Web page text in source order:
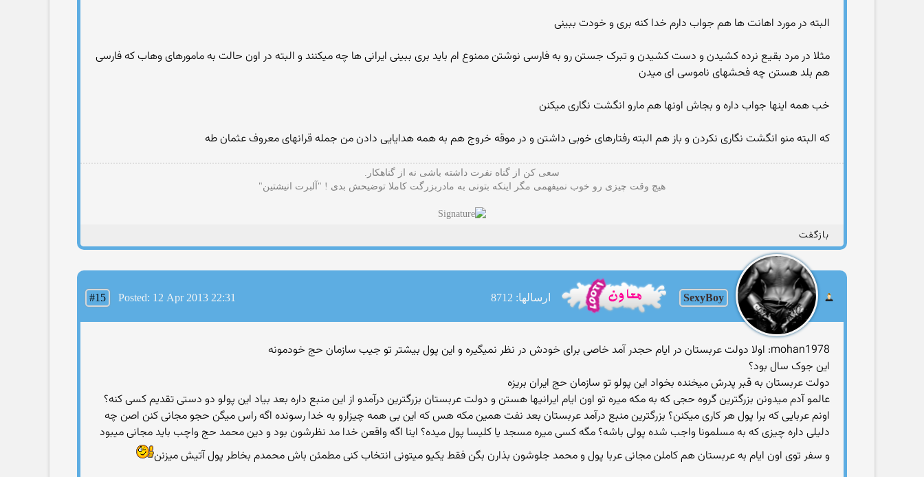
البته در مورد اهانت ها هم جواب دارم خدا کنه بری و خودت ببینی
مثلا در مرد بقیع نرده کشیدن و دست کشیدن و تبرک جستن رو به فارسی نوشتن ممنوع ام باید بری ببینی ایرانی ها چه میکنند و البته در اون حالت به مامورهای وهاب که فارسی
هم بلد هستن چه فحشهای ناموسی ای میدن
خب همه اینها جواب داره و بجاش اونها هم مارو انگشت نگاری میکنن
که البته منو انگشت نگاری نکردن و باز هم البته رفتارهای خوبی داشتن و در موقه خروج هم به همه هدایایی دادن من جمله قرانهای معروف عثمان طه
سعی کن از گناه نفرت داشته باشی نه از گناهکار.
هیچ وقت چیزی رو خوب نمیفهمی مگر اینکه بتونی به مادربزرگت کاملا توضیحش بدی ! "آلبرت انیشتین"
بازگفت
SexyBoy ارسالها: 8712 #15 Posted: 12 Apr 2013 22:31
mohan1978: اولا دولت عربستان در ایام حجدر آمد خاصی برای خودش در نظر نمیگیره و این پول بیشتر تو جیب سازمان حج خودمونه
این جوک سال بود؟
دولت عربستان به قبر پدرش میخنده بخواد این پولو تو سازمان حج ایران بریزه
عالمو آدم میدونن بزرگترین گروه حجی که به مکه میره تو اون ایام ایرانیها هستن و دولت عربستان بزرگترین درآمدو از این منبع داره بعد بیاد این پولو دو دستی تقدیم کسی کنه؟
اونم عربایی که برا پول هر کاری میکنن؟ بزرگترین منبع درآمد عربستان بعد نفت همین مکه هس که این بی همه چیزارو به خدا رسونده اگه راس میگن حجو مجانی کنن اصن چه
دلیلی داره چیزی که به مسلمونا واجب شده پولی باشه؟ مگه کسی میره مسجد یا کلیسا پول میده؟ اینا اگه واقعن خدا مد نظرشون بود و دین محمد حج واچب باید مجانی میبود
و سفر توی اون ایام به عربستان هم کاملن مجانی عربا پول و محمد جلوشون بذارن بگن فقط یکیو میتونی انتخاب کنی مطمئن باش محمدم بخاطر پول آتیش میزنن